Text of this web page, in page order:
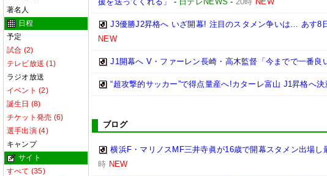
著名人
日程
予定
試合 (2)
テレビ放送 (1)
ラジオ放送
イベント (2)
誕生日 (8)
チケット発売 (6)
選手出演 (4)
キャンプ
サイト
すべて (35)
J3優勝J2昇格へ いざ開幕! 注目のスタメン争いは… あす8
NEW
J1開幕へ V・ファーレン長崎・高木監督「今までで一番
“超攻撃的サッカー”で得点量産へ!カターレ富山 J1昇格へ決
ブログ
横浜F・マリノスMF三井寺眞が16歳で開幕スタメン出場
時 NEW